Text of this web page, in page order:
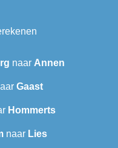
naar Annen
Gaast
Hommerts
naar Lies